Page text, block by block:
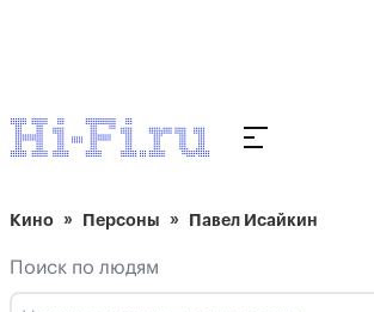
Кино Персоны Павел Исайкин
Поиск по людям